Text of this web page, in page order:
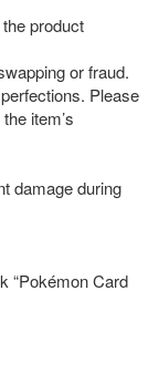
product
or fraud.
Please
item’s
damage during
“Pokémon Card